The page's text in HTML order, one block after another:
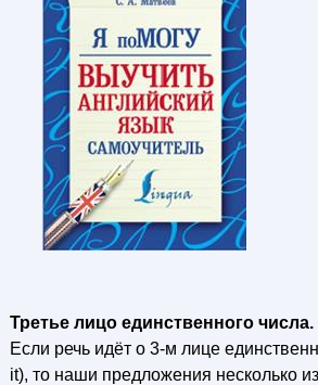
Третье лицо единственного числа.
Если речь идёт о 3-м лице
it), то наши предложения несколько